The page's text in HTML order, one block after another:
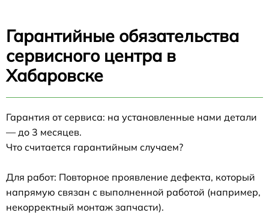
Гарантийные обязательства
сервисного центра в
Хабаровске
Гарантия от сервиса: на установленные нами детали
— до 3 месяцев.
Что считается гарантийным случаем?
Для работ: Повторное проявление дефекта, который
напрямую связан с выполненной работой (например,
некорректный монтаж запчасти).